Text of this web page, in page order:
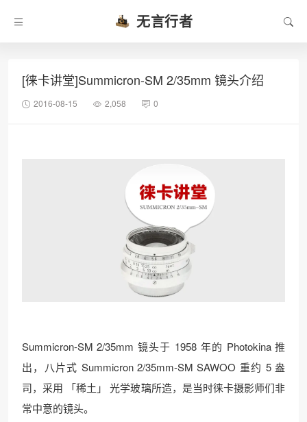
无言行者
[徕卡讲堂]Summicron-SM 2/35mm 镜头介绍
2016-08-15 2,058 0
Summicron-SM 2/35mm 镜头于 1958 年的 Photokina 推
出，八片式 Summicron 2/35mm-SM SAWOO 重约 5 盎
司，采用 「稀土」 光学玻璃所造，是当时徕卡摄影师们非
常中意的镜头。